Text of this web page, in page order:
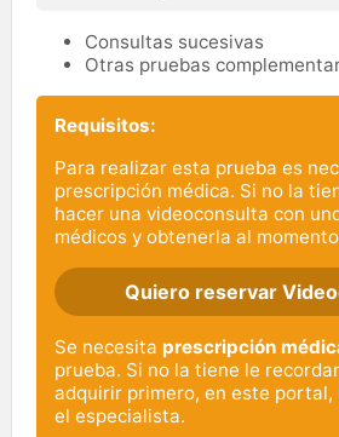
Consultas sucesivas
Otras pruebas
Requisitos:
Para realizar esta prueba es
prescripción médica. Si no la
hacer una videoconsulta con
médicos y obtenerla al
Quiero reservar
Se necesita prescripción
prueba. Si no la tiene le
adquirir primero, en este portal,
el especialista.